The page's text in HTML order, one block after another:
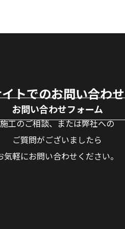
トでのお問い合わせ
お問い合わせフォーム
施工のご相談、または弊社への
ご質問がございましたら
気軽にお問い合わせください。